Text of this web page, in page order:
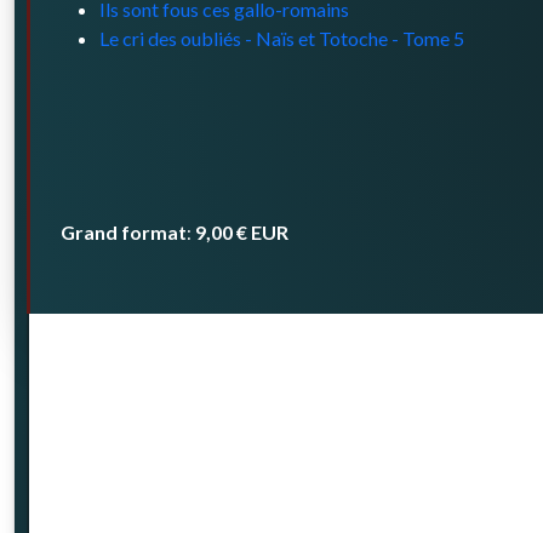
Ils sont fous ces gallo-romains
Le cri des oubliés - Naïs et Totoche - Tome 5
Grand format: 9,00 € EUR